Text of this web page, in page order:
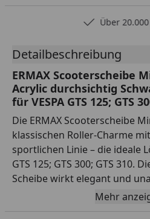
Über
Detailbeschreibung
ERMAX Scooterscheibe
Acrylic durchsichtig
für VESPA GTS 125; GTS
Die ERMAX Scooterscheibe
klassischen Roller-Charme
sportlichen Linie – die ideale
GTS 125; GTS 300; GTS 310.
Scheibe wirkt elegant und
trotzdem einen spürbaren
Mehr